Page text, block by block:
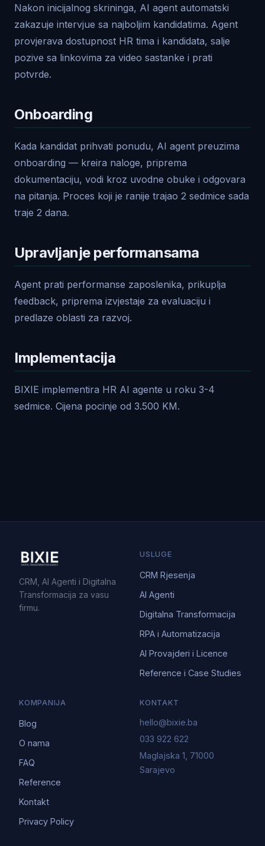
Nakon inicijalnog skrininga, AI agent automatski
zakazuje intervjue sa najboljim kandidatima. Agent
provjerava dostupnost HR tima i kandidata, salje
pozive sa linkovima za video sastanke i prati
potvrde.
Onboarding
Kada kandidat prihvati ponudu, AI agent preuzima
onboarding — kreira naloge, priprema
dokumentaciju, vodi kroz uvodne obuke i odgovara
na pitanja. Proces koji je ranije trajao 2 sedmice sada
traje 2 dana.
Upravljanje performansama
Agent prati performanse zaposlenika, prikuplja
feedback, priprema izvjestaje za evaluaciju i
predlaze oblasti za razvoj.
Implementacija
BIXIE implementira HR AI agente u roku 3-4
sedmice. Cijena pocinje od 3.500 KM.
CRM, AI Agenti i Digitalna
Transformacija za vasu
firmu.
USLUGE
CRM Rjesenja
AI Agenti
Digitalna Transformacija
RPA i Automatizacija
AI Provajderi i Licence
Reference i Case Studies
KOMPANIJA
Blog
O nama
FAQ
Reference
Kontakt
Privacy Policy
KONTAKT
hello@bixie.ba
033 922 622
Maglajska 1, 71000
Sarajevo